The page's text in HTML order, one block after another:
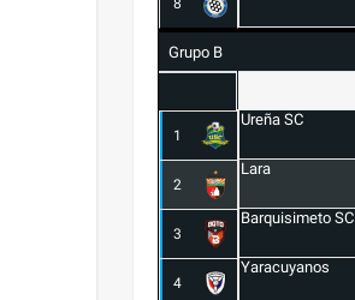
8
Grupo B
1
Ureña SC
2
Lara
3
Barquisimeto SC
4
Yaracuyanos